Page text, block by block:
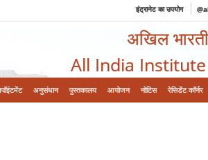
इंट्रानेट का उपयोग
अखिल
All India
अनुसंधान पुस्तकालय आयोजन नोटिस रेसिडेंट कॉर्नर